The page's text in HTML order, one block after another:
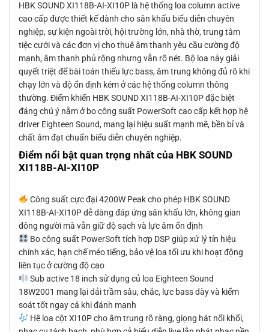
HBK SOUND XI118B-AI-XI10P là hệ thống loa column active
cao cấp được thiết kế dành cho sân khấu biểu diễn chuyên
nghiệp, sự kiện ngoài trời, hội trường lớn, nhà thờ, trung tâm
tiệc cưới và các đơn vị cho thuê âm thanh yêu cầu cường độ
mạnh, âm thanh phủ rộng nhưng vẫn rõ nét. Bộ loa này giải
quyết triệt để bài toán thiếu lực bass, âm trung không đủ rõ khi
chạy lớn và độ ổn định kém ở các hệ thống column thông
thường. Điểm khiến HBK SOUND XI118B-AI-XI10P đặc biệt
đáng chú ý nằm ở bo công suất PowerSoft cao cấp kết hợp hệ
driver Eighteen Sound, mang lại hiệu suất mạnh mẽ, bền bỉ và
chất âm đạt chuẩn biểu diễn chuyên nghiệp.
Điểm nổi bật quan trọng nhất của HBK SOUND
XI118B-AI-XI10P
Công suất cực đại 4200W Peak cho phép HBK SOUND
XI118B-AI-XI10P dễ dàng đáp ứng sân khấu lớn, không gian
đông người mà vẫn giữ độ sạch và lực âm ổn định
Bo công suất PowerSoft tích hợp DSP giúp xử lý tín hiệu
chính xác, hạn chế méo tiếng, bảo vệ loa tối ưu khi hoạt động
liên tục ở cường độ cao
Sub active 18 inch sử dụng củ loa Eighteen Sound
18W2001 mang lại dải trầm sâu, chắc, lực bass dày và kiểm
soát tốt ngay cả khi đánh mạnh
Hệ loa cột XI10P cho âm trung rõ ràng, giọng hát nổi khối,